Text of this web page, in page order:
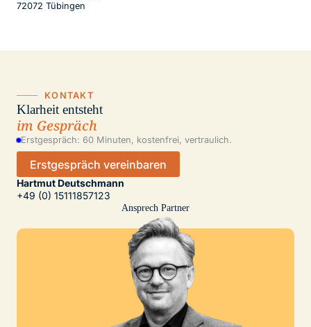
72072 Tübingen
KONTAKT
Klarheit entsteht
im Gespräch
Erstgespräch: 60 Minuten, kostenfrei, vertraulich.
Erstgespräch vereinbaren
Hartmut Deutschmann
+49 (0) 15111857123
Ansprech Partner